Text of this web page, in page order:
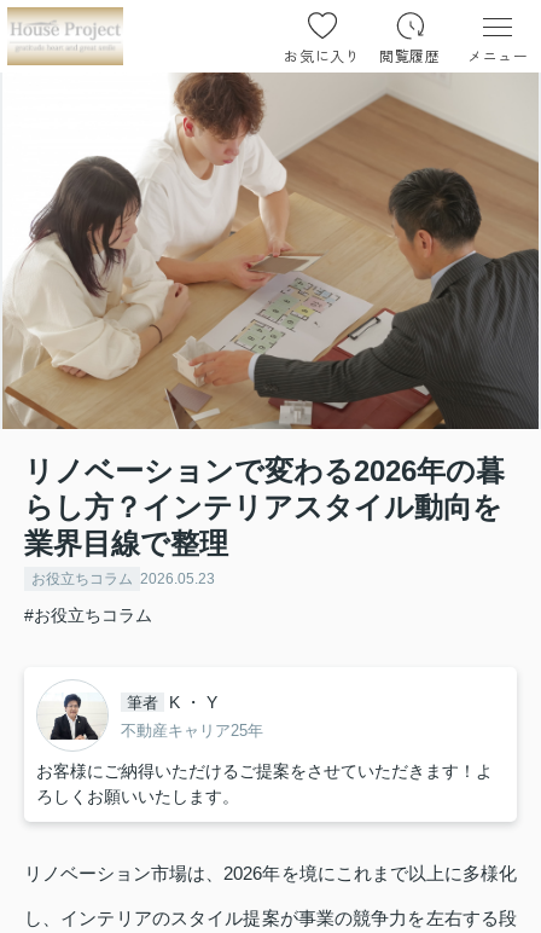
お気に入り 閲覧履歴 メニュー
リノベーションで変わる2026年の暮
らし方？インテリアスタイル動向を
業界目線で整理
お役立ちコラム 2026.05.23
#お役立ちコラム
筆者 K ・ Y
不動産キャリア25年
お客様にご納得いただけるご提案をさせていただきます！よ
ろしくお願いいたします。
リノベーション市場は、2026年を境にこれまで以上に多様化
し、インテリアのスタイル提案が事業の競争力を左右する段